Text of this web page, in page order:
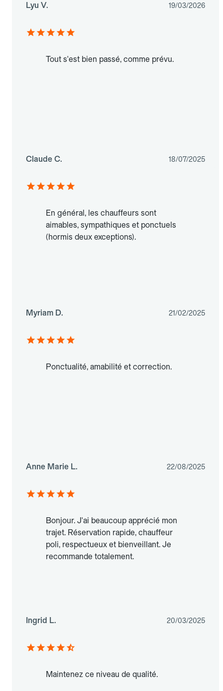
Lyu V. 19/03/2026
Tout s'est bien passé, comme prévu.
Claude C. 18/07/2025
En général, les chauffeurs sont
aimables, sympathiques et ponctuels
(hormis deux exceptions).
Myriam D. 21/02/2025
Ponctualité, amabilité et correction.
Anne Marie L. 22/08/2025
Bonjour. J'ai beaucoup apprécié mon
trajet. Réservation rapide, chauffeur
poli, respectueux et bienveillant. Je
recommande totalement.
Ingrid L. 20/03/2025
Maintenez ce niveau de qualité.